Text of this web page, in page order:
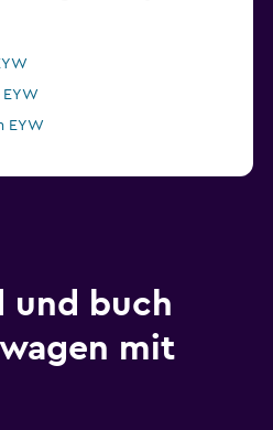
EYW
und buch
mit